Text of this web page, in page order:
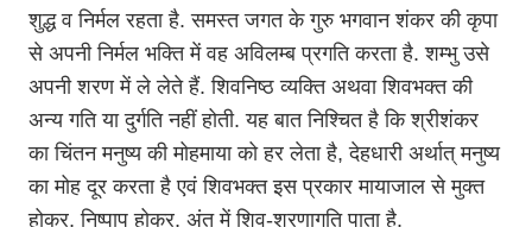
शुद्ध व निर्मल रहता है. समस्त जगत के गुरु भगवान शंकर की कृपा
से अपनी निर्मल भक्ति में वह अविलम्ब प्रगति करता है. शम्भु उसे
अपनी शरण में ले लेते हैं. शिवनिष्ठ व्यक्ति अथवा शिवभक्त की
अन्य गति या दुर्गति नहीं होती. यह बात निश्चित है कि श्रीशंकर
का चिंतन मनुष्य की मोहमाया को हर लेता है, देहधारी अर्थात् मनुष्य
का मोह दूर करता है एवं शिवभक्त इस प्रकार मायाजाल से मुक्त
होकर, निष्पाप होकर, अंत में शिव-शरणागति पाता है.